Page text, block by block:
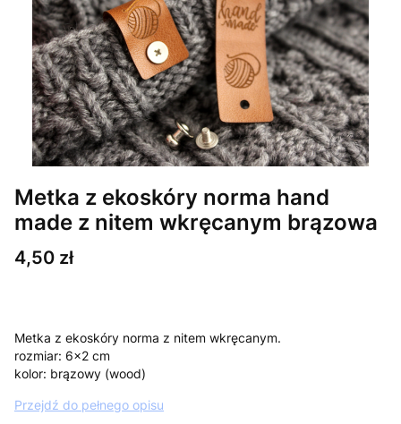
Metka z ekoskóry norma hand
made z nitem wkręcanym brązowa
Cena
4,50 zł
Metka z ekoskóry norma z nitem wkręcanym.
rozmiar: 6x2 cm
kolor: brązowy (wood)
Przejdź do pełnego opisu